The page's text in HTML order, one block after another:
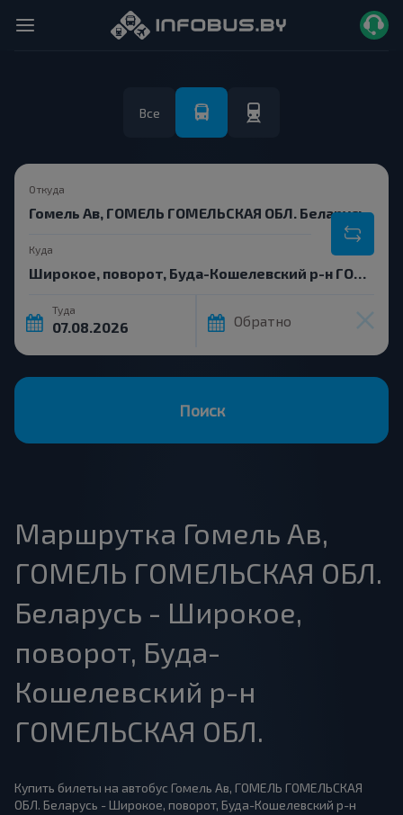
Все
Откуда
Куда
Туда
Обратно
Поиск
Маршрутка Гомель Ав,
ГОМЕЛЬ ГОМЕЛЬСКАЯ ОБЛ.
Беларусь - Широкое,
поворот, Буда-
Кошелевский р-н
ГОМЕЛЬСКАЯ ОБЛ.
Купить билеты на автобус Гомель Ав, ГОМЕЛЬ ГОМЕЛЬСКАЯ
ОБЛ. Беларусь - Широкое, поворот, Буда-Кошелевский р-н